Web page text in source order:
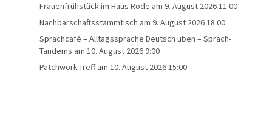
Frauenfrühstück im Haus Rode am 9. August 2026 11:00
Nachbarschaftsstammtisch am 9. August 2026 18:00
Sprachcafé – Alltagssprache Deutsch üben – Sprach-
Tandems am 10. August 2026 9:00
Patchwork-Treffam 10. August 2026 15:00